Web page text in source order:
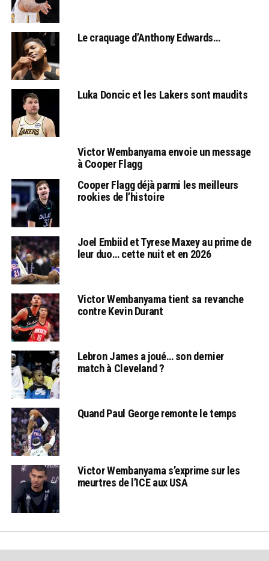
Le craquage d’Anthony Edwards…
Luka Doncic et les Lakers sont maudits
Victor Wembanyama envoie un message
à Cooper Flagg
Cooper Flagg déjà parmi les meilleurs
rookies de l’histoire
Joel Embiid et Tyrese Maxey au prime de
leur duo… cette nuit et en 2026
Victor Wembanyama tient sa revanche
contre Kevin Durant
Lebron James a joué… son dernier
match à Cleveland ?
Quand Paul George remonte le temps
Victor Wembanyama s’exprime sur les
meurtres de l’ICE aux USA